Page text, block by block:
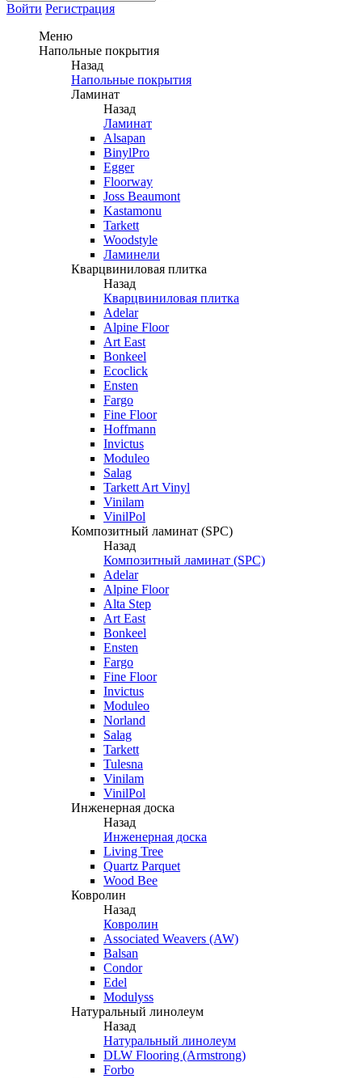
Войти Регистрация
Меню
Напольные покрытия
Назад
Напольные покрытия
Ламинат
Назад
Ламинат
Alsapan
BinylPro
Egger
Floorway
Joss Beaumont
Kastamonu
Tarkett
Woodstyle
Ламинели
Кварцвиниловая плитка
Назад
Кварцвиниловая плитка
Adelar
Alpine Floor
Art East
Bonkeel
Ecoclick
Ensten
Fargo
Fine Floor
Hoffmann
Invictus
Moduleo
Salag
Tarkett Art Vinyl
Vinilam
VinilPol
Композитный ламинат (SPC)
Назад
Композитный ламинат (SPC)
Adelar
Alpine Floor
Alta Step
Art East
Bonkeel
Ensten
Fargo
Fine Floor
Invictus
Moduleo
Norland
Salag
Tarkett
Tulesna
Vinilam
VinilPol
Инженерная доска
Назад
Инженерная доска
Living Tree
Quartz Parquet
Wood Bee
Ковролин
Назад
Ковролин
Associated Weavers (AW)
Balsan
Condor
Edel
Modulyss
Натуральный линолеум
Назад
Натуральный линолеум
DLW Flooring (Armstrong)
Forbo